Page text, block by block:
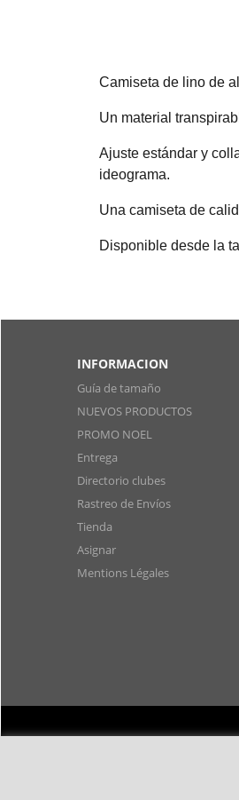
Camiseta de lino de
Un material
Ajuste estándar y
ideograma.
Una camiseta de
Disponible desde la
INFORMACION
Guía de tamaño
NUEVOS PRODUCTOS
PROMO NOEL
Entrega
Directorio clubes
Rastreo de Envíos
Tienda
Asignar
Mentions Légales